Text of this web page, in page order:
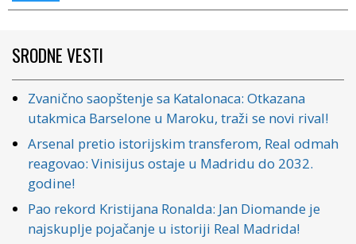
SRODNE VESTI
Zvanično saopštenje sa Katalonaca: Otkazana
utakmica Barselone u Maroku, traži se novi rival!
Arsenal pretio istorijskim transferom, Real odmah
reagovao: Vinisijus ostaje u Madridu do 2032.
godine!
Pao rekord Kristijana Ronalda: Jan Diomande je
najskuplje pojačanje u istoriji Real Madrida!